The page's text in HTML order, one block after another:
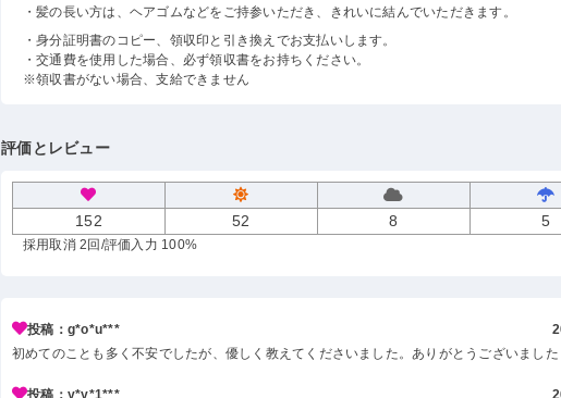
・髪の長い方は、ヘアゴムなどをご持参いただき、きれいに結んでいただきます。
・身分証明書のコピー、領収印と引き換えでお支払いします。
・交通費を使用した場合、必ず領収書をお持ちください。
※領収書がない場合、支給できません
評価とレビュー
152 52 8 5
採用取消 2回 /評価入力 100%
投稿：g*o*u***
初めてのことも多く不安でしたが、優しく教えてくださいました。ありがとうございました
投稿：y*y*1***